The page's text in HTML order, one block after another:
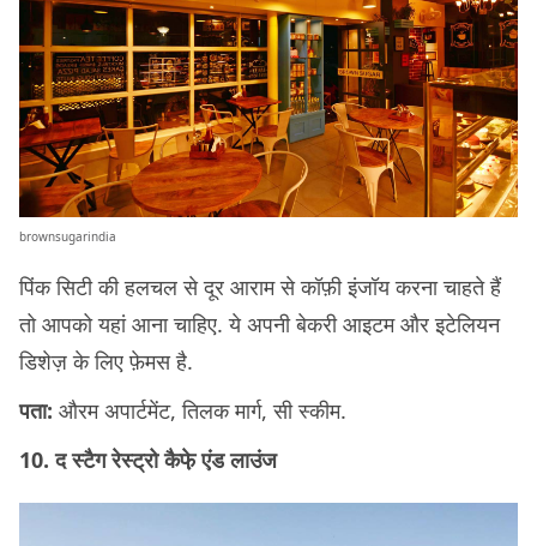
brownsugarindia
पिंक सिटी की हलचल से दूर आराम से कॉफ़ी इंजॉय करना चाहते हैं
तो आपको यहां आना चाहिए. ये अपनी बेकरी आइटम और इटेलियन
डिशेज़ के लिए फ़ेमस है.
पता: औरम अपार्टमेंट, तिलक मार्ग, सी स्कीम.
10. द स्टैग रेस्ट्रो कैफे़ एंड लाउंज